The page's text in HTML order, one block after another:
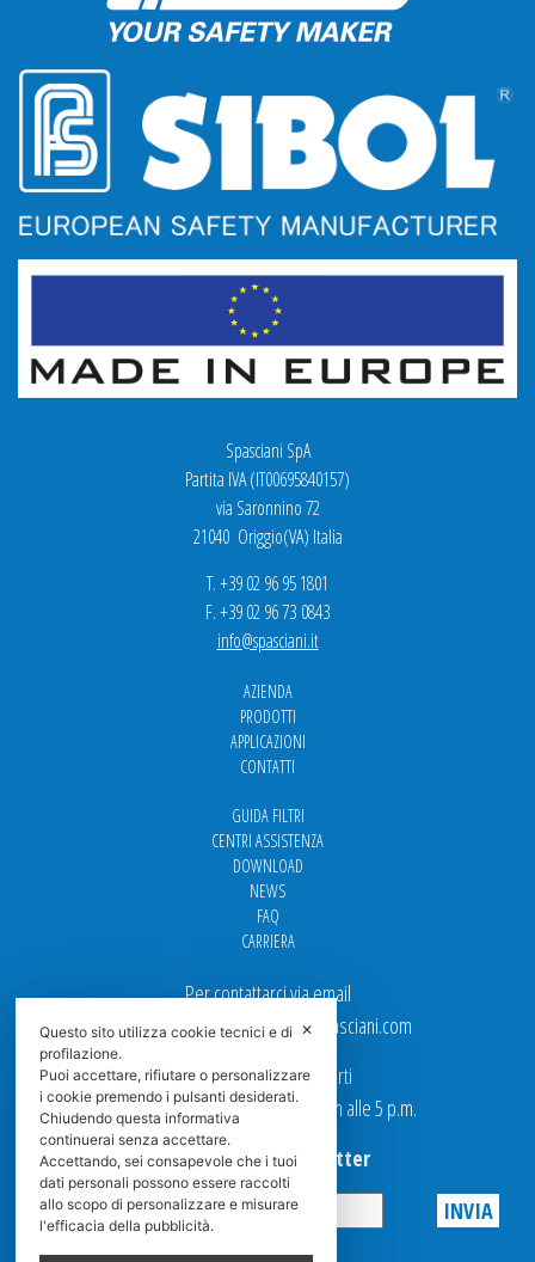
Spasciani SpA
Partita IVA (IT00695840157)
via Saronnino 72
21040 Origgio(VA) Italia
T. +39 02 96 95 1801
F. +39 02 96 73 0843
info@spasciani.it
AZIENDA
PRODOTTI
APPLICAZIONI
CONTATTI
GUIDA FILTRI
CENTRI ASSISTENZA
DOWNLOAD
NEWS
FAQ
CARRIERA
Per contattarci via email
Ufficio Vendite: italy.sales@spasciani.com
I nostri uffici sono aperti
dal Lunedi al Venerdi dalle 9 a.m alle 5 p.m.
Iscriviti alla Newsletter
Privacy
✕
Questo sito utilizza cookie tecnici e di
profilazione.
Puoi accettare, rifiutare o personalizzare
i cookie premendo i pulsanti desiderati.
Chiudendo questa informativa
continuerai senza accettare.
Accettando, sei consapevole che i tuoi
dati personali possono essere raccolti
allo scopo di personalizzare e misurare
l'efficacia della pubblicità.